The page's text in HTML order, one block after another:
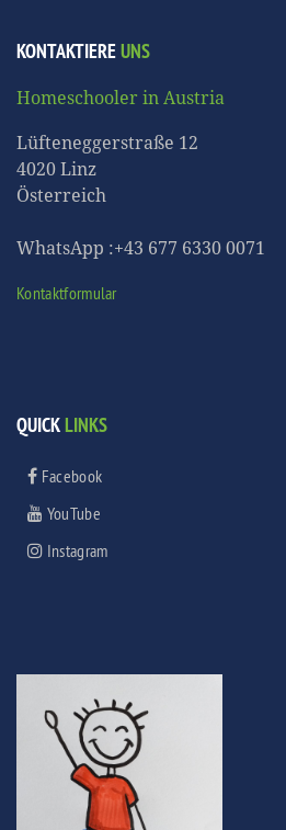
KONTAKTIEREUNS
Homeschooler in Austria
Lüfteneggerstraße 12
4020 Linz
Österreich
WhatsApp :+43 677 6330 0071
Kontaktformular
QUICKLINKS
Facebook
YouTube
Instagram